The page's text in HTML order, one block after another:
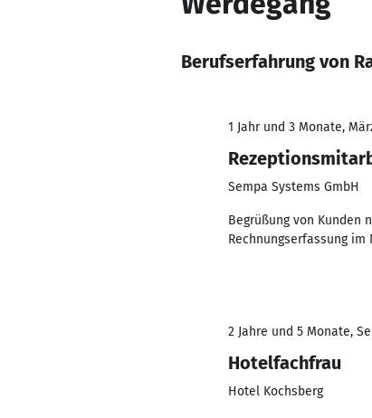
Berufserfahrung von
1 Jahr und 3 Monate,
Sempa Systems GmbH
Begrüßung von
Rechnungserfassung im
2 Jahre und 5 Monate,
Hotelfachfrau
Hotel Kochsberg